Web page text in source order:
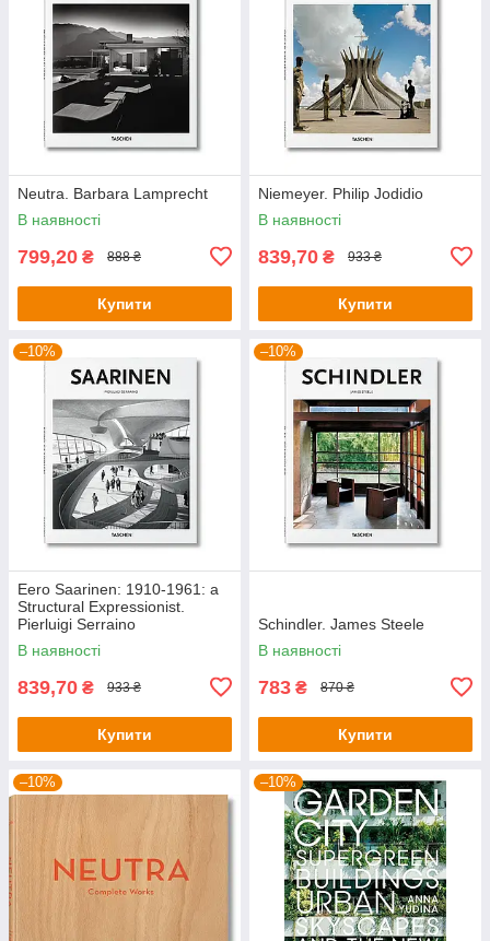
Neutra. Barbara Lamprecht
В наявності
799,20 ₴ 888 ₴
Купити
Niemeyer. Philip Jodidio
В наявності
839,70 ₴ 933 ₴
Купити
–10%
Eero Saarinen: 1910-1961: a
Structural Expressionist.
Pierluigi Serraino
В наявності
839,70 ₴ 933 ₴
Купити
–10%
Schindler. James Steele
В наявності
783 ₴ 870 ₴
Купити
–10% –10%